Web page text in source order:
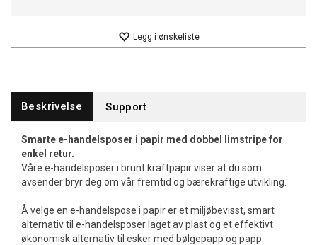
Legg i ønskeliste
Beskrivelse Support
Smarte e-handelsposer i papir med dobbel limstripe for
enkel retur.
Våre e-handelsposer i brunt kraftpapir viser at du som
avsender bryr deg om vår fremtid og bærekraftige utvikling.
Å velge en e-handelspose i papir er et miljøbevisst, smart
alternativ til e-handelsposer laget av plast og et effektivt
økonomisk alternativ til esker med bølgepapp og papp.